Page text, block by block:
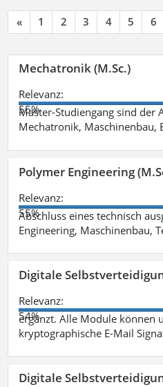
« 1 2 3 4 5 6
Mechatronik (M.Sc.)
Relevanz:
55%
Master-Studiengang sind der
Mechatronik, Maschinenbau,
Polymer Engineering
Relevanz:
55%
Abschluss eines technisch
Engineering, Maschinenbau,
Digitale
Relevanz:
54%
ergänzt. Alle Module können
kryptographische E-Mail
Digitale